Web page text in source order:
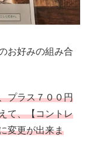
お好みの組み合
プラス７００円
て、【コントレ
変更が出来ま